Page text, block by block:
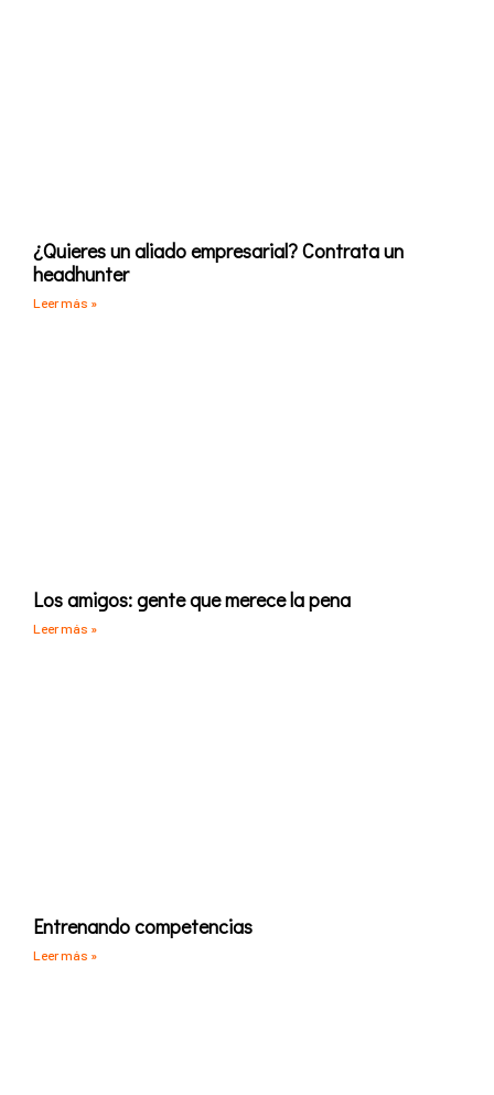
¿Quieres un aliado empresarial? Contrata un
headhunter
Leer más »
Los amigos: gente que merece la pena
Leer más »
Entrenando competencias
Leer más »